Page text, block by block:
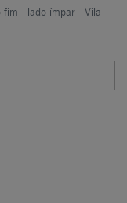
fim - lado ímpar - Vila